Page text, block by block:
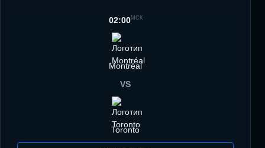
02:00МСК
Montréal
VS
Toronto